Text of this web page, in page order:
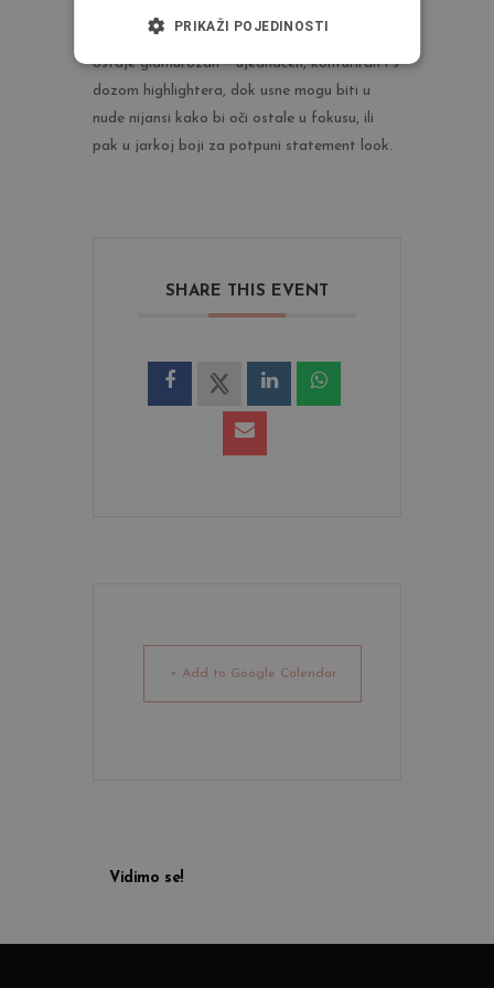
shimmer nijanse za izražen kontrast. Ten
ostaje glamurozan – ujednačen, konturiran i s
dozom highlightera, dok usne mogu biti u
nude nijansi kako bi oči ostale u fokusu, ili
pak u jarkoj boji za potpuni statement look.
SHARE THIS EVENT
+ Add to Google Calendar
Vidimo se!
PRIKAŽI POJEDINOSTI